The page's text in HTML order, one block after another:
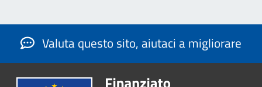
Valuta questo sito, aiutaci a migliorare